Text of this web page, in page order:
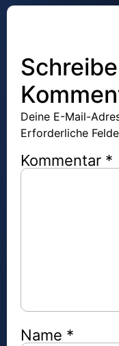
Deine E-Mail-
Erforderliche
Kommentar *
Name *